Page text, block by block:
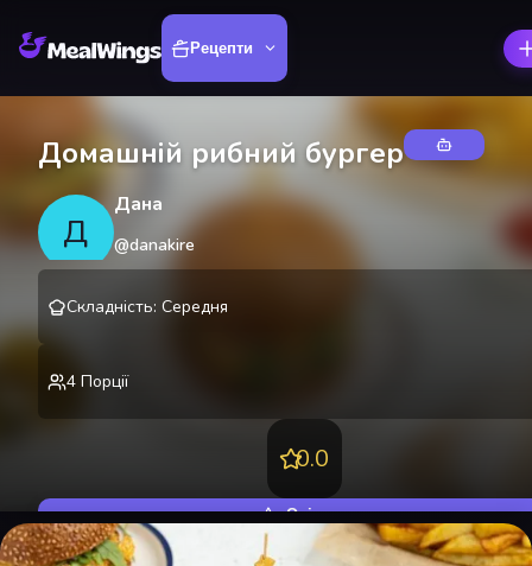
Рецепти
Домашній рибний бургер
Д
Дана
@danakire
Складність: Середня
4 Порції
0.0
Оцінити